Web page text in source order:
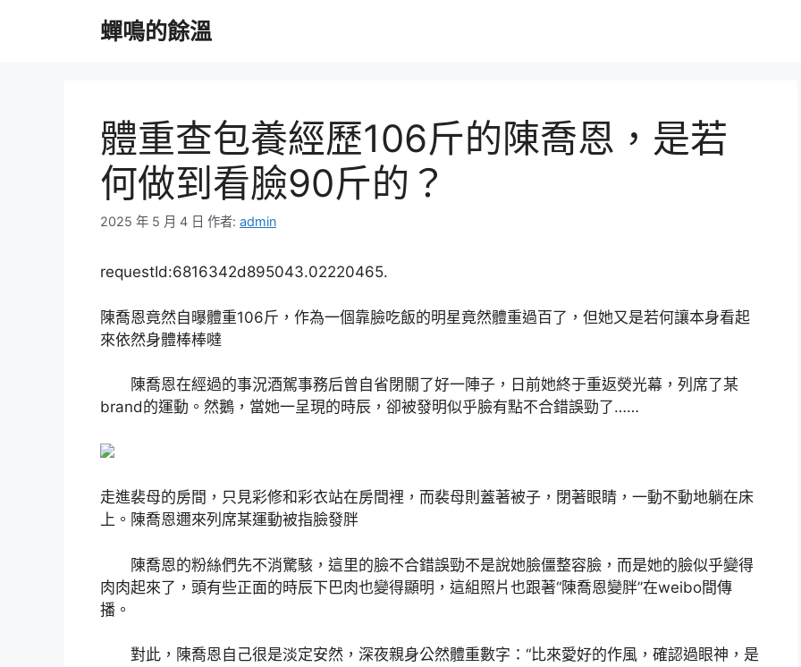
蟬鳴的餘溫
體重查包養經歷106斤的陳喬恩，是若
何做到看臉90斤的？
2025 年 5 月 4 日 作者: admin
requestId:6816342d895043.02220465.
陳喬恩竟然自曝體重106斤，作為一個靠臉吃飯的明星竟然體重過百了，但她又是若何讓本身看起
來依然身體棒棒噠
陳喬恩在經過的事況酒駕事務后曾自省閉關了好一陣子，日前她終于重返熒光幕，列席了某
brand的運動。然鵝，當她一呈現的時辰，卻被發明似乎臉有點不合錯誤勁了……
走進裴母的房間，只見彩修和彩衣站在房間裡，而裴母則蓋著被子，閉著眼睛，一動不動地躺在床
上。陳喬恩邇來列席某運動被指臉發胖
陳喬恩的粉絲們先不消驚駭，這里的臉不合錯誤勁不是說她臉僵整容臉，而是她的臉似乎變得
肉肉起來了，頭有些正面的時辰下巴肉也變得顯明，這組照片也跟著“陳喬恩變胖”在weibo間傳
播。
對此，陳喬恩自己很是淡定安然，深夜親身公然體重數字：“比來愛好的作風，確認過眼神，是